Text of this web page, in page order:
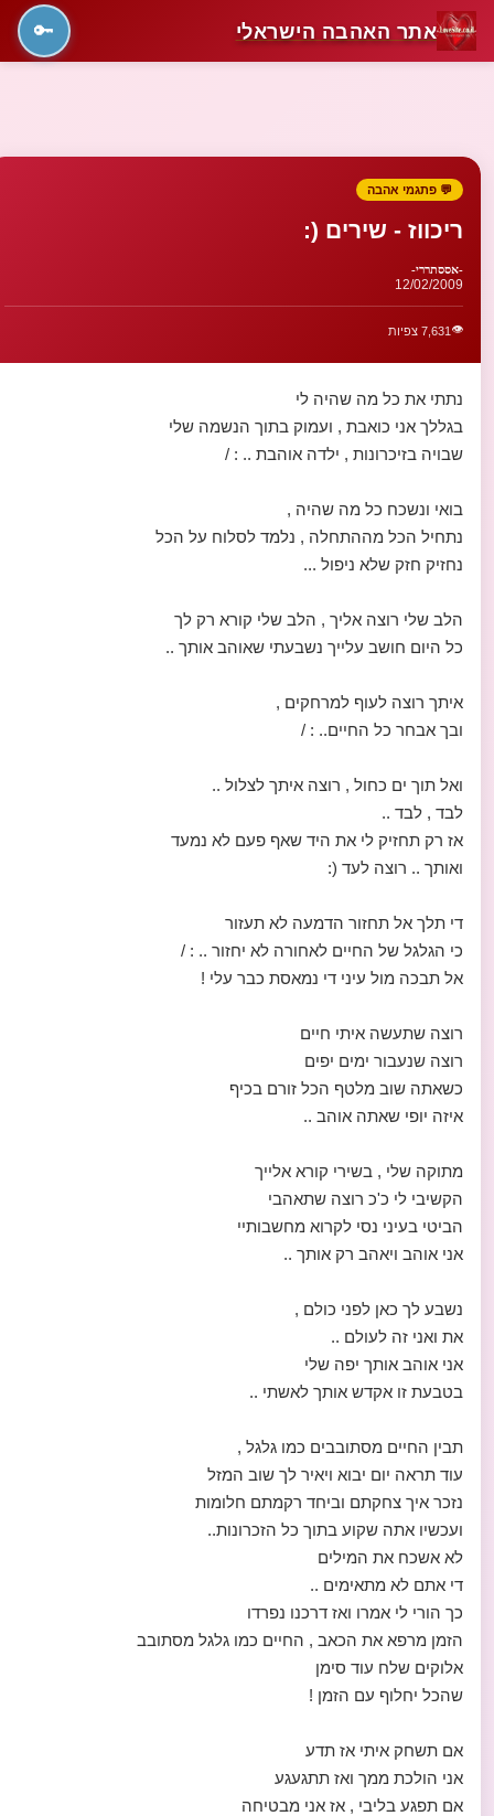
אתר האהבה הישראלי 🔑
💬 פתגמי אהבה
ריכווז - שירים (:
-אססתררי-
12/02/2009
👁️ 7,631 צפיות
נתתי את כל מה שהיה לי
בגללך אני כואבת , ועמוק בתוך הנשמה שלי
שבויה בזיכרונות , ילדה אוהבת .. : /
בואי ונשכח כל מה שהיה ,
נתחיל הכל מההתחלה , נלמד לסלוח על הכל
נחזיק חזק שלא ניפול ...
הלב שלי רוצה אליך , הלב שלי קורא רק לך
כל היום חושב עלייך נשבעתי שאוהב אותך ..
איתך רוצה לעוף למרחקים ,
ובך אבחר כל החיים.. : /
ואל תוך ים כחול , רוצה איתך לצלול ..
לבד , לבד ..
אז רק תחזיק לי את היד שאף פעם לא נמעד
ואותך .. רוצה לעד (:
די תלך אל תחזור הדמעה לא תעזור
כי הגלגל של החיים לאחורה לא יחזור .. : /
אל תבכה מול עיני די נמאסת כבר עלי !
רוצה שתעשה איתי חיים
רוצה שנעבור ימים יפים
כשאתה שוב מלטף הכל זורם בכיף
איזה יופי שאתה אוהב ..
מתוקה שלי , בשירי קורא אלייך
הקשיבי לי כ'כ רוצה שתאהבי
הביטי בעיני נסי לקרוא מחשבותיי
אני אוהב ויאהב רק אותך ..
נשבע לך כאן לפני כולם ,
את ואני זה לעולם ..
אני אוהב אותך יפה שלי
בטבעת זו אקדש אותך לאשתי ..
תבין החיים מסתובבים כמו גלגל ,
עוד תראה יום יבוא ויאיר לך שוב המזל
נזכר איך צחקתם וביחד רקמתם חלומות
ועכשיו אתה שקוע בתוך כל הזכרונות..
לא אשכח את המילים
די אתם לא מתאימים ..
כך הורי לי אמרו ואז דרכנו נפרדו
הזמן מרפא את הכאב , החיים כמו גלגל מסתובב
אלוקים שלח עוד סימן
שהכל יחלוף עם הזמן !
אם תשחק איתי אז תדע
אני הולכת ממך ואז תתגעגע
אם תפגע בליבי , אז אני מבטיחה